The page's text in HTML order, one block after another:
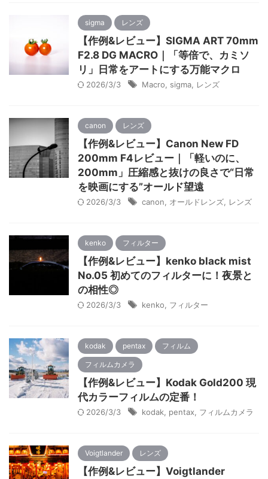
sigma レンズ
【作例&レビュー】SIGMA ART 70mm
F2.8 DG MACRO｜「等倍で、カミソ
リ」日常をアートにする万能マクロ
2026/3/3 Macro sigma レンズ
canon レンズ
【作例&レビュー】Canon New FD
200mm F4レビュー｜「軽いのに、
200mm」圧縮感と抜けの良さで“日常
を映画にする”オールド望遠
2026/3/3 canon オールドレンズ レンズ
kenko フィルター
【作例&レビュー】kenko black mist
No.05 初めてのフィルターに！夜景と
の相性◎
2026/3/3 kenko フィルター
kodak pentax フィルム
フィルムカメラ
【作例&レビュー】Kodak Gold200 現
代カラーフィルムの定番！
2026/3/3 kodak pentax フィルムカメラ
Voigtlander レンズ
【作例&レビュー】Voigtlander